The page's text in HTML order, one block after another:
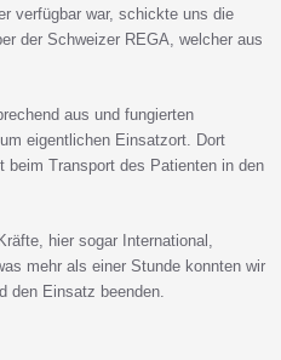
verfügbar war, schickte uns die
der Schweizer REGA, welcher aus
aus und fungierten
eigentlichen Einsatzort. Dort
beim Transport des Patienten in den
hier sogar International,
mehr als einer Stunde konnten wir
den Einsatz beenden.